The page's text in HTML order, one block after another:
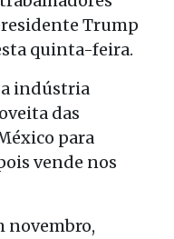
Trump
quinta-feira.
a indústria
das
para
vende nos
novembro,